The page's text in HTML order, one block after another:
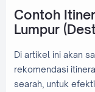
Contoh
Lumpur
Di artikel ini akan
rekomendasi
searah, untuk